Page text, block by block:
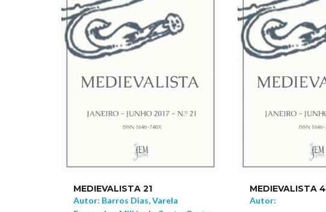
MEDIEVALISTA 21
Autor: Barros Dias, Varela
MEDIEVALISTA 4
Autor: